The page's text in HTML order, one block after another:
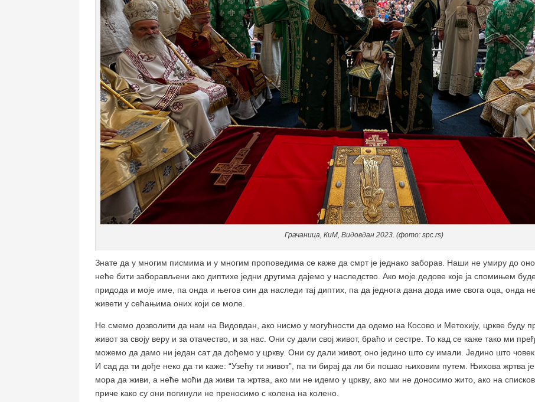
Грачаница, КиМ, Видовдан 2023. (фото: spc.rs)
Знате да у многим писмима и у многим проповедима се каже да смрт је једнако заборав. Наши не умиру до
неће бити заборављени ако диптихе једни другима дајемо у наследство. Ако моје дедове које ја спомињем
придода и моје име, па онда и његов син да наследи тај диптих, па да једнога дана дода име свога оца, онда
живети у сећањима оних који се моле.
Не смемо дозволити да нам на Видовдан, ако нисмо у могућности да одемо на Косово и Метохију, цркве буду
живот за своју веру и за отачество, и за нас. Они су дали свој живот, браћо и сестре. То кад се каже тако ми
можемо да дамо ни један сат да дођемо у цркву. Они су дали живот, оно једино што су имали. Једино што човек
И сад да ти дође неко да ти каже: “Узећу ти живот”, па ти бирај да ли би пошао њиховим путем. Њихова жртва
мора да живи, а неће моћи да живи та жртва, ако ми не идемо у цркву, ако ми не доносимо жито, ако на
приче како су они погинули не преносимо с колена на колено.